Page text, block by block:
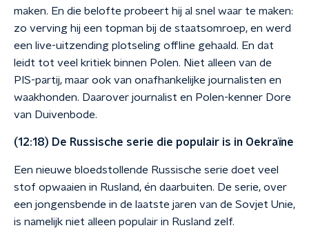
maken. En die belofte probeert hij al snel waar te maken:
zo verving hij een topman bij de staatsomroep, en werd
een live-uitzending plotseling offline gehaald. En dat
leidt tot veel kritiek binnen Polen. Niet alleen van de
PIS-partij, maar ook van onafhankelijke journalisten en
waakhonden. Daarover journalist en Polen-kenner Dore
van Duivenbode.
(12:18) De Russische serie die populair is in Oekraïne
Een nieuwe bloedstollende Russische serie doet veel
stof opwaaien in Rusland, én daarbuiten. De serie, over
een jongensbende in de laatste jaren van de Sovjet Unie,
is namelijk niet alleen populair in Rusland zelf.